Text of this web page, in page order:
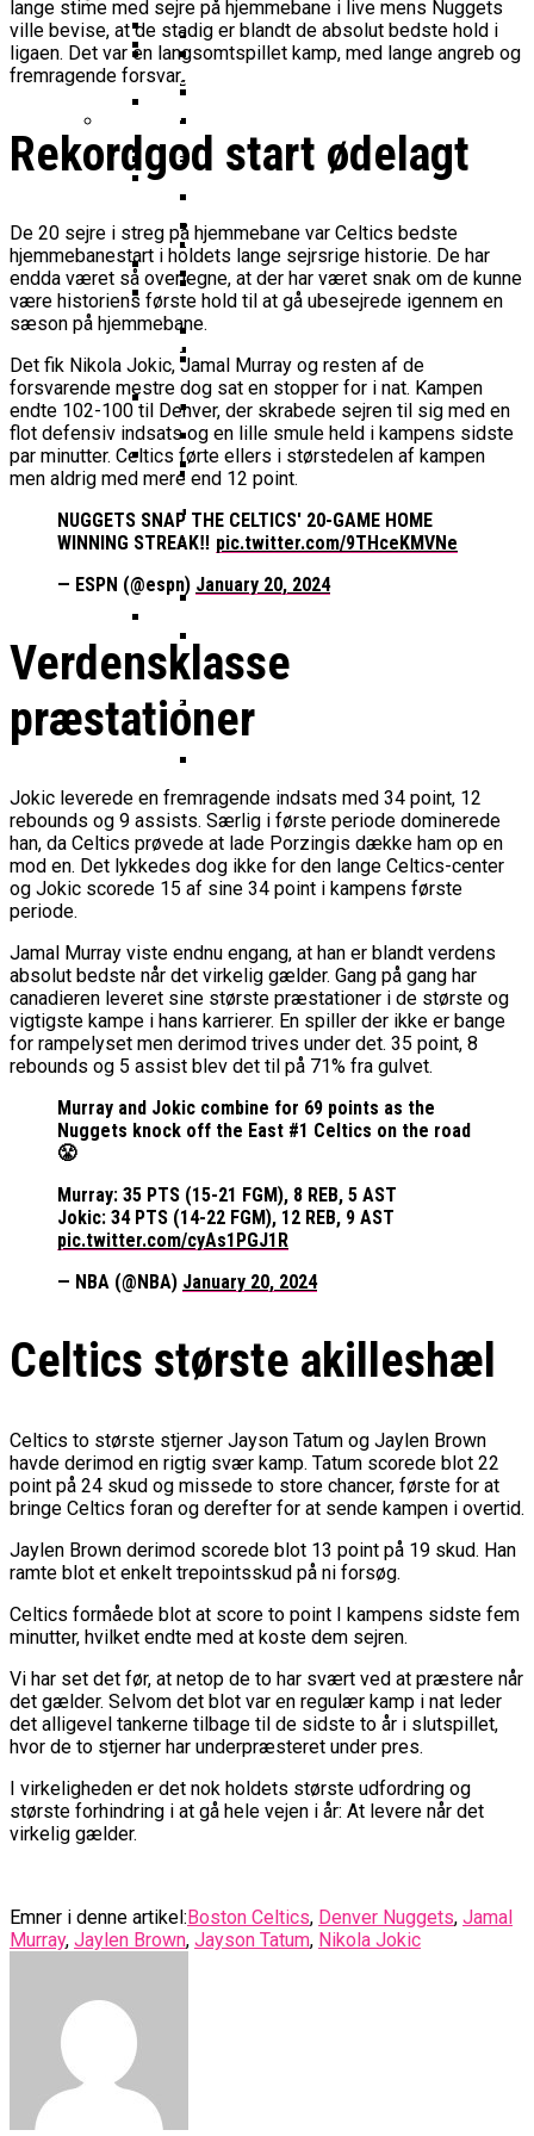
Møder FC Barcelona I Minicopa Endesa´s
Semifinale
Bakken Bears-Stjerne Skifter Til
Bundesligaen
Bakken Bears Sender Stjernespiller
Til NBA Summer League
Noget Af Stien For Fremtiden”
FIBA Giver Danmark Den
Dårligste Karakter For Skuffende
EuroBasket-Kvalifikation
Her Er Den Georgiske Og Finske
Trup, Danmark Skal Møde I
Kampen Om En EM-Billet
Bakkens Supertalent
Trepointsrekord: Bakken Bears
Knækkede Porto Efter Dobbelt
Overtidsdrama
Bakken Bears Skuffer Igen I
Europa Og Nærmer Sig Tidligt
Exit
Bakken Bears Åbner FIBA Europe
Cup Med Smalt Nederlag
16-Årige Noah Nørgaard Slutter
Som Topscorer Til Youth
Champions League
Dansk Tenerife-Talent Med Ny
League
Noah Nørgaard Og Tenerife Fik
En God Start På Youth
Champions League: “Vores Mål
Er At Vinde Turneringen”
Dansk Tenerife-Stortalent
Imponerede Stort I Debut I Youth
Champions League
Bakken Bears Skuffede Og
Misser Champions League-
Gruppespil
EuroCup
EuroLeague Udvider Til 20 Hold:
Dubai, Hapoel Og Valencia
Scene
Mere Europæisk Topbasket
Venter: Dansk Stjerne Skifter Til
Spansk EuroCup-Klub
ALBA Berlin Siger Farvel Til
EuroLeague – Skifter Til
Basketball Champions League
Danske Tobias Jensen Fik
Spilletid I Testkamp Mod
Portland Trail Blazers
Danske Tobias Jensen Skal Møde
Portland Trail Blazers I NBA-
Kamp
Emilie Hesseldal Stopper På
Landsholdet
Torsdag Jagter Noah Nørgaard
Sensation Mod Mægtige Real Madrid I
Spansk U18-Kvartfinale
Wembanyamas EM-Deltagelse I Fare:
Der Er Mange Usikkerheder Lige Nu
Danmarks Kvindelandshold Skal Have
Ny Landstræner
Årige Udtaget Til Bruttotruppen
Mod Georgien
VM 2023 All-Second Team
Offentliggjort
VM’s All Star-Hold Offentliggjort
Tyskland Er Verdensmester For
Første Gang
Canada Vinder VM-Bronze Efter
Vanvittigt Overtidsdrama Mod
USA
Olympiske Lege
“Vi Kan Forvente Os En Af De
Bedste Omgange OL
To Tidligere Basketliga-Spillere
Udtaget Til Sydsudansk OL-
Bruttotrup
Breaking: Team USA Samler
Superstjernerne Til OL 2024
Basketball-OL 2024: Se
Kalender
Ungdomspokalfinalerne: Her Er Alle
Vinderne
Ekstra Bladet Har Købt Rettighederne
Til Basketligaen
BørneBasketFonden Sender
Spændende U15-Trup Til Jr. NBA
Europe Tournament Til Sommer
Fra Drøm Til Virkelighed: Vejen
Basketball Klub Rykker Op I
Basketligaen
Medlemstal I Dansk Basket Boomer:
Fremgang For 12. År I Træk
Klumme
Morten Stig
lange stime med sejre på hjemmebane i live mens Nuggets
ville bevise, at de stadig er blandt de absolut bedste hold i
ligaen. Det var en langsomtspillet kamp, med lange angreb og
fremragende forsvar.
Rekordgod start ødelagt
De 20 sejre i streg på hjemmebane var Celtics bedste
hjemmebanestart i holdets lange sejrsrige historie. De har
endda været så overlegne, at der har været snak om de kunne
være historiens første hold til at gå ubesejrede igennem en
sæson på hjemmebane.
Det fik Nikola Jokic, Jamal Murray og resten af de
forsvarende mestre dog sat en stopper for i nat. Kampen
endte 102-100 til Denver, der skrabede sejren til sig med en
flot defensiv indsats og en lille smule held i kampens sidste
par minutter. Celtics førte ellers i størstedelen af kampen
men aldrig med mere end 12 point.
NUGGETS SNAP THE CELTICS' 20-GAME HOME
WINNING STREAK‼️ pic.twitter.com/9THceKMVNe
— ESPN (@espn) January 20, 2024
Verdensklasse
præstationer
Jokic leverede en fremragende indsats med 34 point, 12
rebounds og 9 assists. Særlig i første periode dominerede
han, da Celtics prøvede at lade Porzingis dække ham op en
mod en. Det lykkedes dog ikke for den lange Celtics-center
og Jokic scorede 15 af sine 34 point i kampens første
periode.
Jamal Murray viste endnu engang, at han er blandt verdens
absolut bedste når det virkelig gælder. Gang på gang har
canadieren leveret sine største præstationer i de største og
vigtigste kampe i hans karrierer. En spiller der ikke er bange
for rampelyset men derimod trives under det. 35 point, 8
rebounds og 5 assist blev det til på 71% fra gulvet.
Murray and Jokic combine for 69 points as the
Nuggets knock off the East #1 Celtics on the road
😤
Murray: 35 PTS (15-21 FGM), 8 REB, 5 AST
Jokic: 34 PTS (14-22 FGM), 12 REB, 9 AST
pic.twitter.com/cyAs1PGJ1R
— NBA (@NBA) January 20, 2024
Celtics største akilleshæl
Celtics to største stjerner Jayson Tatum og Jaylen Brown
havde derimod en rigtig svær kamp. Tatum scorede blot 22
point på 24 skud og missede to store chancer, første for at
bringe Celtics foran og derefter for at sende kampen i overtid.
Jaylen Brown derimod scorede blot 13 point på 19 skud. Han
ramte blot et enkelt trepointsskud på ni forsøg.
Celtics formåede blot at score to point I kampens sidste fem
minutter, hvilket endte med at koste dem sejren.
Vi har set det før, at netop de to har svært ved at præstere når
det gælder. Selvom det blot var en regulær kamp i nat leder
det alligevel tankerne tilbage til de sidste to år i slutspillet,
hvor de to stjerner har underpræsteret under pres.
I virkeligheden er det nok holdets største udfordring og
største forhindring i at gå hele vejen i år: At levere når det
virkelig gælder.
Emner i denne artikel:Boston Celtics, Denver Nuggets, Jamal
Murray, Jaylen Brown, Jayson Tatum, Nikola Jokic